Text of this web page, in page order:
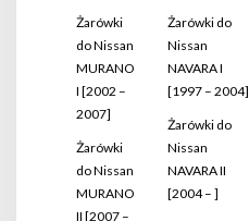
Żarówki
do Nissan
MURANO
I [2002 –
2007]
Żarówki
do Nissan
MURANO
II [2007 –
Żarówki do
Nissan
NAVARA I
[1997 – 2004]
Żarówki do
Nissan
NAVARA II
[2004 – ]